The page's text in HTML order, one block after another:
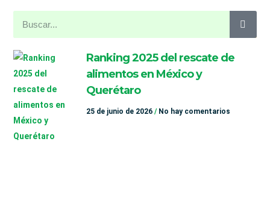
Ranking 2025 del rescate de
alimentos en México y
Querétaro
25 de junio de 2026 No hay comentarios